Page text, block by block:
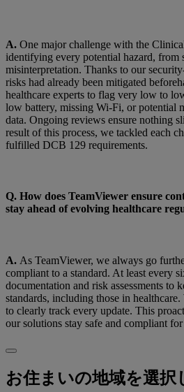
A. One major challenge with the
identifying every potential hazard, from
misinterpretation. Thanks to our
risks had already been mitigated
healthcare experts to flag very low to
low battery, missing Wi-Fi, or potential
data. Ongoing reviews ensure nothing
result of this process, we tackled each
fulfilled DCB 129 requirements.
Q. How does TeamViewer ensure
stay ahead of evolving healthcare
A. As TeamViewer, we always go
compliant to a standard. At least every
documentation and risk assessments to
standards, including those in
to clearly track every update. This
our solutions stay safe and compliant
お住まいの地域を選択